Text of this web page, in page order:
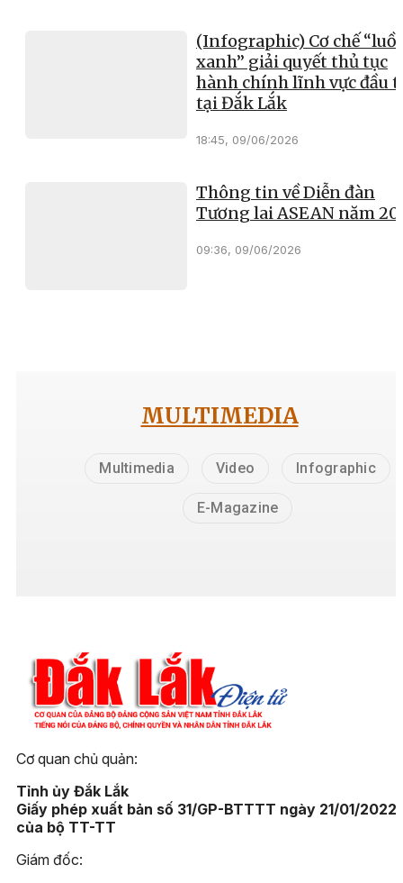
(Infographic) Cơ chế
xanh” giải quyết thủ tục
hành chính lĩnh vực đầu
tại Đắk Lắk
18:45, 09/06/2026
Thông tin về Diễn đàn
Tương lai ASEAN năm
09:36, 09/06/2026
MULTIMEDIA
Multimedia Video Infographic
E-Magazine
Cơ quan chủ quản:
Tỉnh ủy Đắk Lắk
Giấy phép xuất bản số 31/GP-BTTTT ngày 21/01/2022
của bộ TT-TT
Giám đốc: